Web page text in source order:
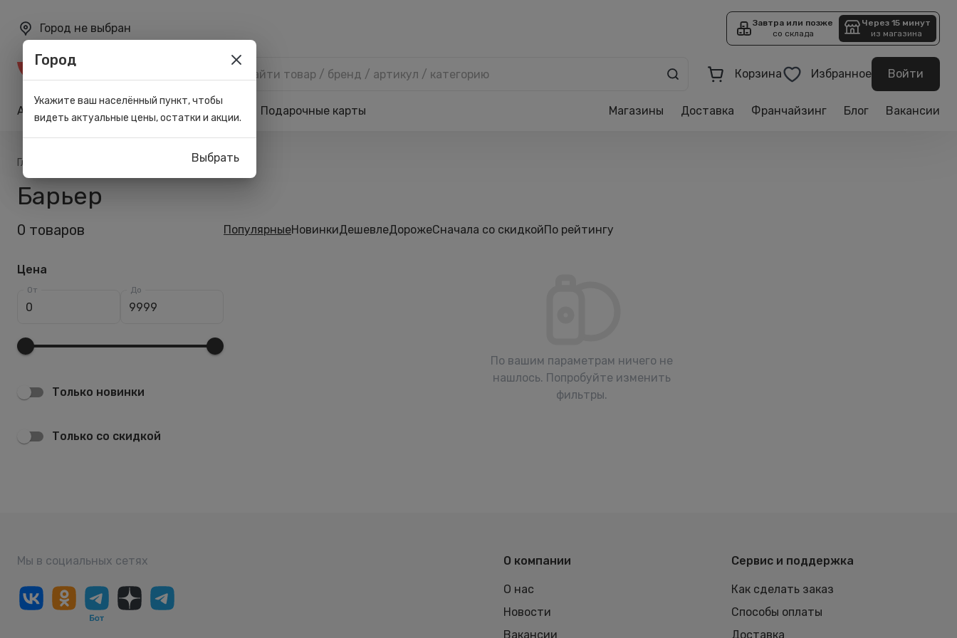
Город не выбран
Завтра или позже
со склада
Через 15 минут
из магазина
Корзина Избранное Войти
Акции Карта лояльности Подарочные карты Магазины Доставка Франчайзинг Блог Вакансии
Главная Барьер
Барьер
0 товаров
Цена
От До
Только новинки
Только со скидкой
ПопулярныеНовинкиДешевлеДорожеСначала со скидкойПо рейтингу
По вашим параметрам ничего не
нашлось. Попробуйте изменить
фильтры.
Мы в социальных сетях О компании
О нас
Новости
Вакансии
Сервис и поддержка
Как сделать заказ
Способы оплаты
Доставка
Город
Укажите ваш населённый пункт, чтобы
видеть актуальные цены, остатки и акции.
Выбрать